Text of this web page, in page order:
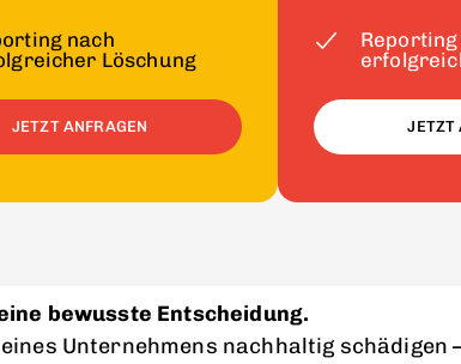
nach
Löschung
JETZT ANFRAGEN
Reporting
JETZT
bewusste Entscheidung.
Unternehmens nachhaltig schädigen